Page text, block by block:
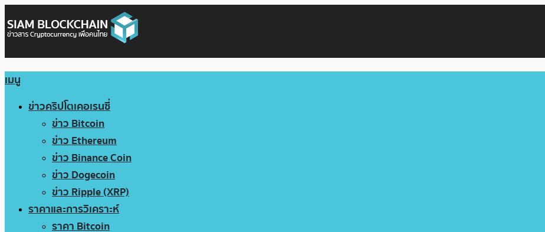
เมนู
ข่าวคริปโตเคอเรนซี่
ข่าว Bitcoin
ข่าว Ethereum
ข่าว Binance Coin
ข่าว Dogecoin
ข่าว Ripple (XRP)
ราคาและการวิเคราะห์
ราคา Bitcoin